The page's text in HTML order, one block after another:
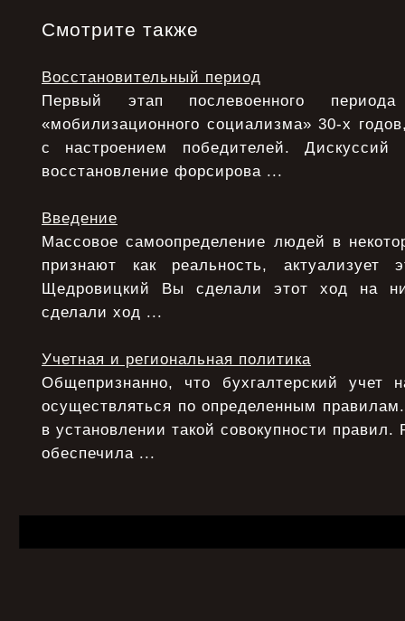
Смотрите также
Восстановительный период
Первый этап послевоенного
«мобилизационного социализма» 30-х
с настроением победителей.
восстановление форсирова ...
Введение
Массовое самоопределение людей в
признают как реальность,
Щедровицкий Вы сделали этот ход на
сделали ход ...
Учетная и региональная политика
Общепризнанно, что бухгалтерский учет
осуществляться по определенным
в установлении такой совокупности
обеспечила ...